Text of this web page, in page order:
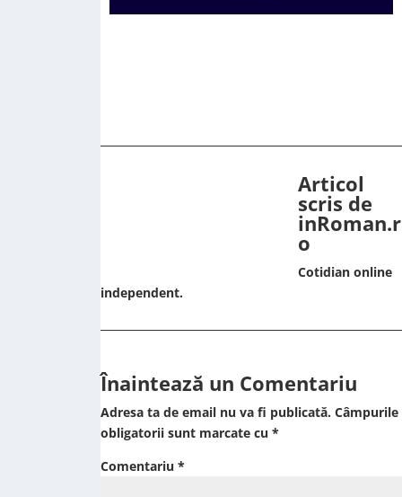
Articol
scris de
inRoman.r
o
Cotidian online
independent.
Înaintează un Comentariu
Adresa ta de email nu va fi publicată. Câmpurile
obligatorii sunt marcate cu *
Comentariu *